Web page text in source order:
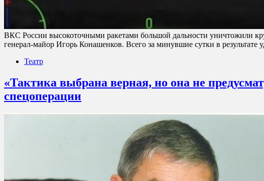
ВКС России высокоточными ракетами большой дальности уничтожили
генерал-майор Игорь Конашенков. Всего за минувшие сутки в
Театр
«Тактика выбрана верная, но она не
спецоперации